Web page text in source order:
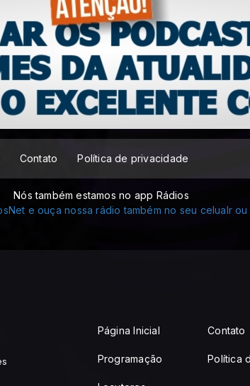
Contato Política de privacidade
Nós também estamos no app Rádios
Página Inicial
Programação
Contato
Política